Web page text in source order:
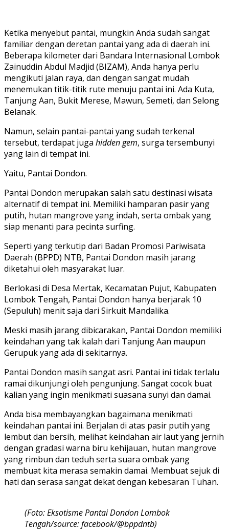
Ketika menyebut pantai, mungkin Anda sudah sangat
familiar dengan deretan pantai yang ada di daerah ini.
Beberapa kilometer dari Bandara Internasional Lombok
Zainuddin Abdul Madjid (BIZAM), Anda hanya perlu
mengikuti jalan raya, dan dengan sangat mudah
menemukan titik-titik rute menuju pantai ini. Ada Kuta,
Tanjung Aan, Bukit Merese, Mawun, Semeti, dan Selong
Belanak.
Namun, selain pantai-pantai yang sudah terkenal
tersebut, terdapat juga hidden gem, surga tersembunyi
yang lain di tempat ini.
Yaitu, Pantai Dondon.
Pantai Dondon merupakan salah satu destinasi wisata
alternatif di tempat ini. Memiliki hamparan pasir yang
putih, hutan mangrove yang indah, serta ombak yang
siap menanti para pecinta surfing.
Seperti yang terkutip dari Badan Promosi Pariwisata
Daerah (BPPD) NTB, Pantai Dondon masih jarang
diketahui oleh masyarakat luar.
Berlokasi di Desa Mertak, Kecamatan Pujut, Kabupaten
Lombok Tengah, Pantai Dondon hanya berjarak 10
(Sepuluh) menit saja dari Sirkuit Mandalika.
Meski masih jarang dibicarakan, Pantai Dondon memiliki
keindahan yang tak kalah dari Tanjung Aan maupun
Gerupuk yang ada di sekitarnya.
Pantai Dondon masih sangat asri. Pantai ini tidak terlalu
ramai dikunjungi oleh pengunjung. Sangat cocok buat
kalian yang ingin menikmati suasana sunyi dan damai.
Anda bisa membayangkan bagaimana menikmati
keindahan pantai ini. Berjalan di atas pasir putih yang
lembut dan bersih, melihat keindahan air laut yang jernih
dengan gradasi warna biru kehijauan, hutan mangrove
yang rimbun dan teduh serta suara ombak yang
membuat kita merasa semakin damai. Membuat sejuk di
hati dan serasa sangat dekat dengan kebesaran Tuhan.
(Foto: Eksotisme Pantai Dondon Lombok
Tengah/source: facebook/@bppdntb)